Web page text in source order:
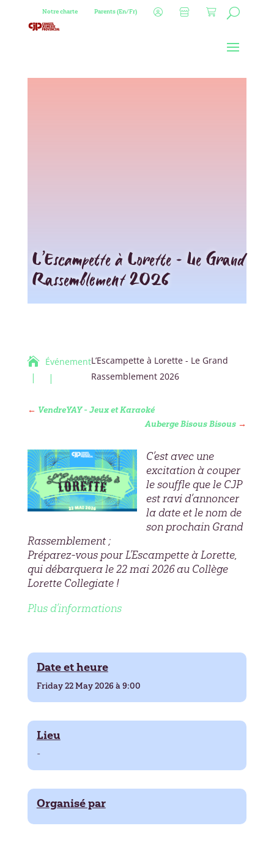
Notre charte Parents (En/Fr)
L’Escampette à Lorette – Le Grand
Rassemblement 2026
 ÉvénementL’Escampette à Lorette - Le Grand
Rassemblement 2026
← VendreYAY - Jeux et Karaoké
Auberge Bisous Bisous →
C’est avec une
excitation à couper
le souffle que le CJP
est ravi d’annoncer
la date et le nom de
son prochain Grand
Rassemblement ;
Préparez-vous pour L’Escampette à Lorette,
qui débarquera le 22 mai 2026 au Collège
Lorette Collegiate !
Plus d’informations
Date et heure
Friday 22 May 2026 à 9:00
Lieu
-
Organisé par